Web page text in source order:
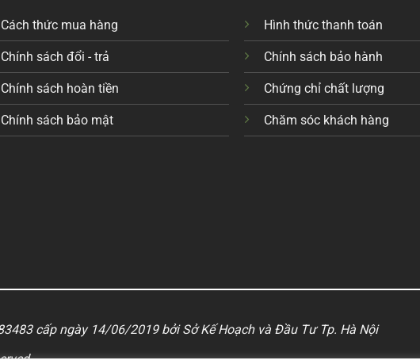
Cách thức mua hàng
Chính sách đổi - trả
Chính sách hoàn tiền
Chính sách bảo mật
Hình thức thanh toán
Chính sách bảo hành
Chứng chỉ chất lượng
Chăm sóc khách hàng
cấp ngày 14/06/2019 bởi Sở Kế Hoạch và Đầu Tư Tp. Hà Nội